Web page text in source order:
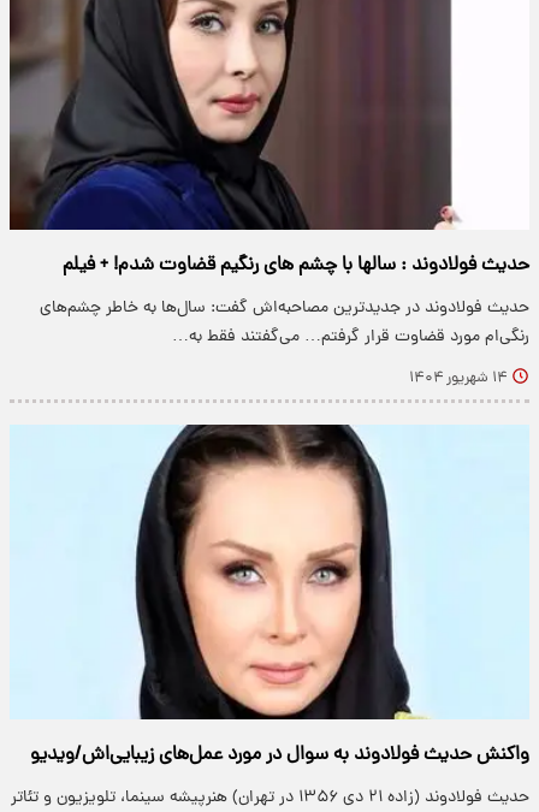
حدیث فولادوند : سالها با چشم های رنگیم قضاوت شدم! + فیلم
حدیث فولادوند در جدیدترین مصاحبه‌اش گفت: سال‌ها به خاطر چشم‌های
رنگی‌ام مورد قضاوت قرار گرفتم… می‌گفتند فقط به…
۱۴ شهریور ۱۴۰۴
واکنش حدیث فولادوند به سوال در مورد عمل‌های زیبایی‌اش/ویدیو
حدیث فولادوند (زاده ۲۱ دی ۱۳۵۶ در تهران) هنرپیشه سینما، تلویزیون و تئاتر